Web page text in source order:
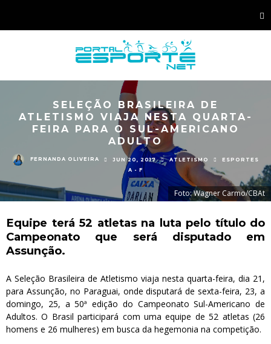
SELEÇÃO BRASILEIRA DE
ATLETISMO VIAJA NESTA QUARTA-
FEIRA PARA O SUL-AMERICANO
ADULTO
FERNANDA OLIVEIRA JUN 20, 2017 ATLETISMO
ESPORTES
A - F
Foto: Wagner Carmo/CBAt
Equipe terá 52 atletas na luta pelo título do
Campeonato que será disputado em
Assunção.
A Seleção Brasileira de Atletismo viaja nesta quarta-feira, dia 21,
para Assunção, no Paraguai, onde disputará de sexta-feira, 23, a
domingo, 25, a 50ª edição do Campeonato Sul-Americano de
Adultos. O Brasil participará com uma equipe de 52 atletas (26
homens e 26 mulheres) em busca da hegemonia na competição.